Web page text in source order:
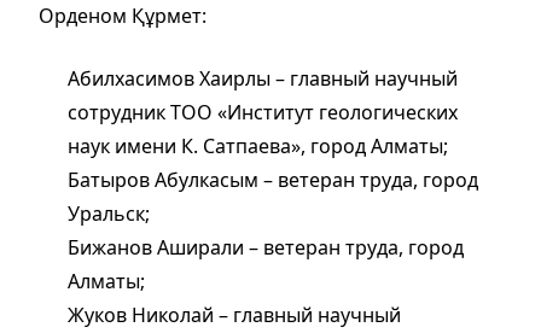
Орденом Құрмет:
Абилхасимов Хаирлы – главный научный
сотрудник ТОО «Институт геологических
наук имени К. Сатпаева», город Алматы;
Батыров Абулкасым – ветеран труда, город
Уральск;
Бижанов Аширали – ветеран труда, город
Алматы;
Жуков Николай – главный научный